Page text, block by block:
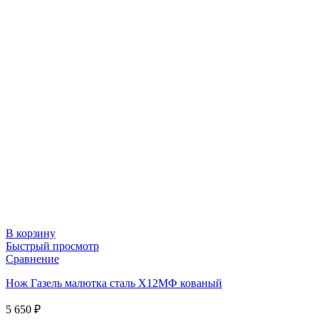
В корзину
Быстрый просмотр
Сравнение
Нож Газель малютка сталь Х12МФ кованый
5 650 ₽